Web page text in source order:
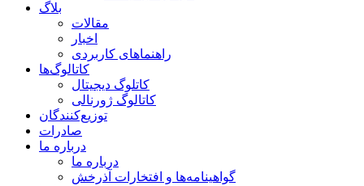
بلاگ
مقالات
اخبار
راهنماهای کاربردی
کاتالوگ‌ها
کاتلوگ دیجیتال
کاتالوگ ژورنالی
توزیع‌کنندگان
صادرات
درباره ما
درباره ما
گواهینامه‌ها و افتخارات آذرخش